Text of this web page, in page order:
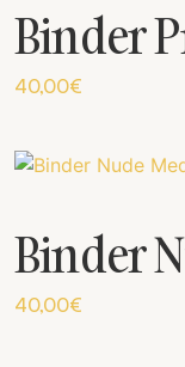
Binder
40,00€
Binder
40,00€